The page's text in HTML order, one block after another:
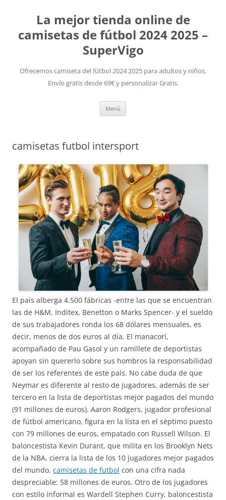
La mejor tienda online de
camisetas de fútbol 2024 2025 –
SuperVigo
Ofrecemos camiseta del fútbol 2024 2025 para adultos y niños.
Envío gratis desde 69€ y personalizar Gratis.
Menú
camisetas futbol intersport
El país alberga 4.500 fábricas -entre las que se encuentran
las de H&M, Inditex, Benetton o Marks Spencer- y el sueldo
de sus trabajadores ronda los 68 dólares mensuales, es
decir, menos de dos euros al día. El manacorí,
acompañado de Pau Gasol y un ramillete de deportistas
apoyan sin quererlo sobre sus hombros la responsabilidad
de ser los referentes de este país. No cabe duda de que
Neymar es diferente al resto de jugadores, además de ser
tercero en la lista de deportistas mejor pagados del mundo
(91 millones de euros). Aaron Rodgers, jugador profesional
de fútbol americano, figura en la lista en el séptimo puesto
con 79 millones de euros, empatado con Russell Wilson. El
baloncestista Kevin Durant, que milita en los Brooklyn Nets
de la NBA, cierra la lista de los 10 jugadores mejor pagados
del mundo, camisetas de futbol con una cifra nada
despreciable: 58 millones de euros. Otro de los jugadores
con estilo informal es Wardell Stephen Curry, baloncestista